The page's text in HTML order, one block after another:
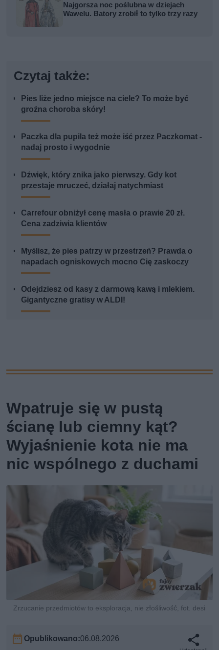
Najgorsza noc poślubna w dziejach
Wawelu. Batory zrobił to tylko trzy razy
Czytaj także:
Pies liże jedno miejsce na ciele? To może być
groźna choroba skóry!
Paczka dla pupila też może iść przez Paczkomat -
nadaj prosto i wygodnie
Dźwięk, który znika jako pierwszy. Gdy kot
przestaje mruczeć, działaj natychmiast
Carrefour obniżył cenę masła o prawie 20 zł.
Cena zadziwia klientów
Myślisz, że pies patrzy w przestrzeń? Prawda o
napadach ogniskowych mocno Cię zaskoczy
Odejdziesz od kasy z darmową kawą i mlekiem.
Gigantyczne gratisy w ALDI!
Wpatruje się w pustą
ścianę lub ciemny kąt?
Wyjaśnienie kota nie ma
nic wspólnego z duchami
Zrzucanie przedmiotów to eksploracja, nie złośliwość, fot. desi
Opublikowano:06.08.2026